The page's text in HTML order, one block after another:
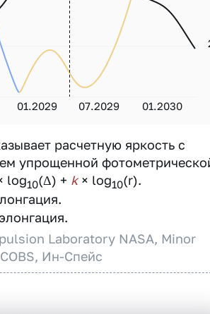
01.2029 07.2029 01.2030
расчетную яркость с
упрощенной
log10(Δ) + k× log10(r).
Laboratory NASA, Minor
Ин-Спейс